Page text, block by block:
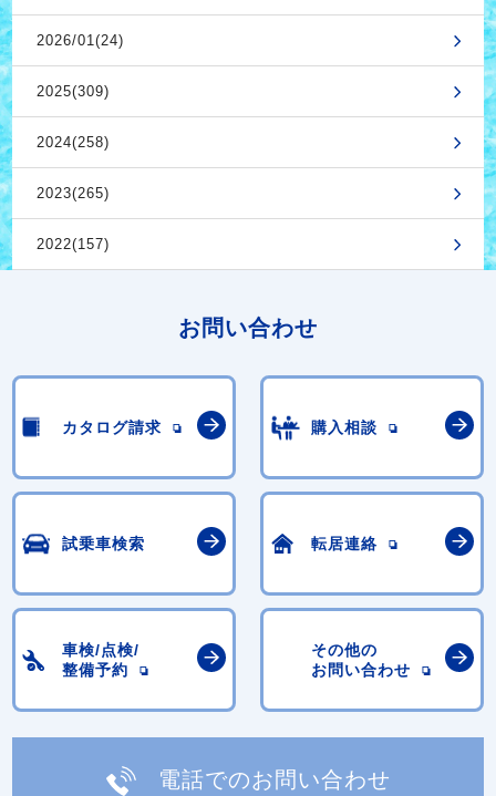
2026/01(24)
2025(309)
2024(258)
2023(265)
2022(157)
お問い合わせ
カタログ請求 購入相談
試乗車検索 転居連絡
車検/点検/
整備予約
その他の
お問い合わせ
電話でのお問い合わせ